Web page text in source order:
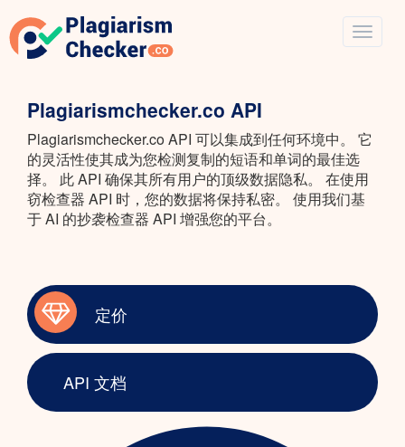
Plagiarismchecker.co API
Plagiarismchecker.co API 可以集成到任何环境中。 它
的灵活性使其成为您检测复制的短语和单词的最佳选
择。 此 API 确保其所有用户的顶级数据隐私。 在使用
窃检查器 API 时，您的数据将保持私密。 使用我们基
于 AI 的抄袭检查器 API 增强您的平台。
定价
API 文档